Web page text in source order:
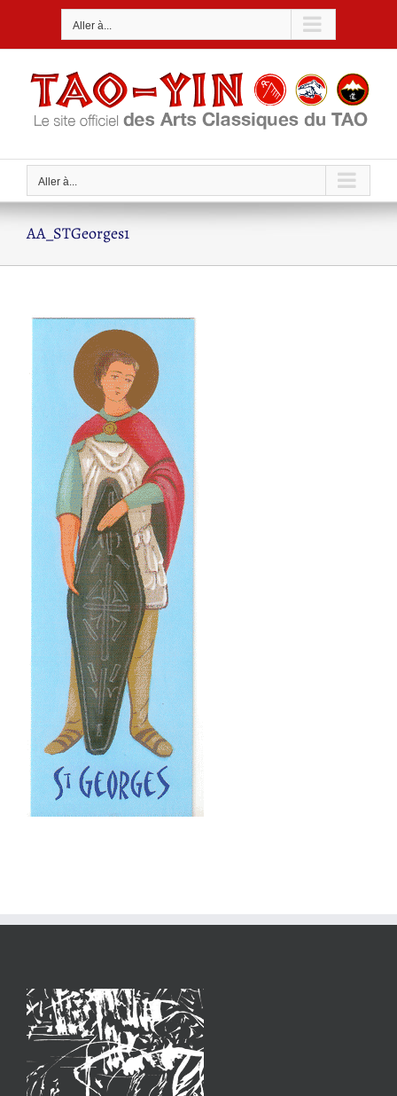
Aller à...
Aller à...
AA_STGeorges1